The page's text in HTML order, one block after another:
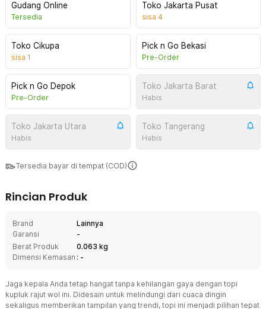
Gudang Online
Tersedia
Toko Jakarta Pusat
sisa 4
Toko Cikupa
sisa 1
Pick n Go Bekasi
Pre-Order
Pick n Go Depok
Pre-Order
Toko Jakarta Barat
Habis
Toko Jakarta Utara
Habis
Toko Tangerang
Habis
Tersedia bayar di tempat (COD)
Rincian Produk
Brand
Lainnya
Garansi
-
Berat Produk
0.063 kg
Dimensi Kemasan : -
Jaga kepala Anda tetap hangat tanpa kehilangan gaya dengan topi
kupluk rajut wol ini. Didesain untuk melindungi dari cuaca dingin
sekaligus memberikan tampilan yang trendi, topi ini menjadi pilihan tepat